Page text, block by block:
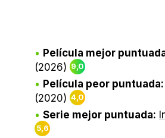
Película mejor
(2026) 9,0
Película peor puntuada:
(2020) 4,0
Serie mejor puntuada:
5,6